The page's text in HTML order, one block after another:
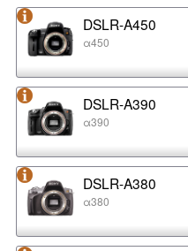
DSLR-A450
α450
DSLR-A390
α390
DSLR-A380
α380